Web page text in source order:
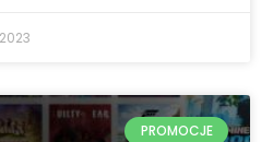
PROMOCJE